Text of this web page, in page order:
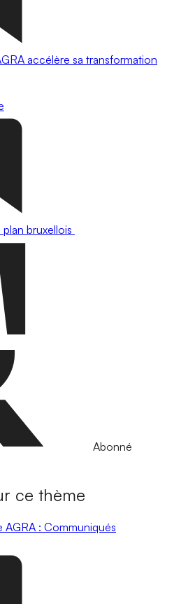
accélère sa transformation
bruxellois
Abonné
ce thème
AGRA : Communiqués